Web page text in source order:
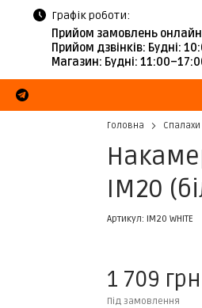
Графік роботи:
Прийом замовлень
Прийом дзвінків: Будні:
Магазин: Будні:
Головна Спалахи
IM20
Артикул: IM20 WHITE
1 709 грн
Під замовлення